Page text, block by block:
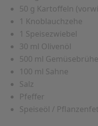
50 g Kartoffeln
1 Knoblauchzehe
1 Speisezwiebel
30 ml Olivenöl
500 ml Gemüsebrühe
100 ml Sahne
Salz
Pfeffer
Speiseöl /